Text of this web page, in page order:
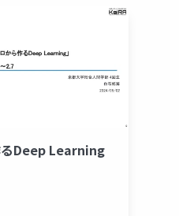
るDeep Learning